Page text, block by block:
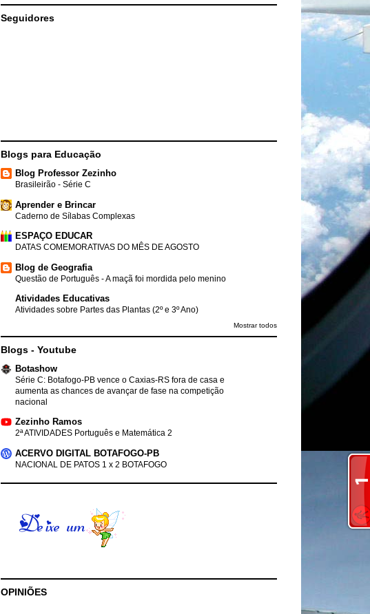
Seguidores
Blogs para Educação
Blog Professor Zezinho
Brasileirão - Série C
Aprender e Brincar
Caderno de Sílabas Complexas
ESPAÇO EDUCAR
DATAS COMEMORATIVAS DO MÊS DE AGOSTO
Blog de Geografia
Questão de Português - A maçã foi mordida pelo menino
Atividades Educativas
Atividades sobre Partes das Plantas (2º e 3º Ano)
Mostrar todos
Blogs - Youtube
Botashow
Série C: Botafogo-PB vence o Caxias-RS fora de casa e
aumenta as chances de avançar de fase na competição
nacional
Zezinho Ramos
2ª ATIVIDADES Português e Matemática 2
ACERVO DIGITAL BOTAFOGO-PB
NACIONAL DE PATOS 1 x 2 BOTAFOGO
OPINIÕES